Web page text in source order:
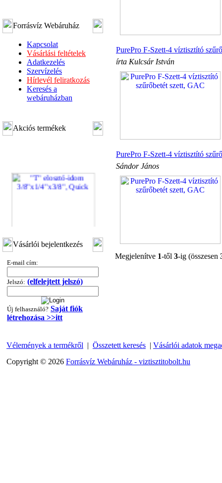
Forrásvíz Webáruház
Kapcsolat
Vásárlási feltételek
Adatkezelés
Szervízelés
Hírlevél feliratkozás
Keresés a
webáruházban
Akciós termékek
3/8"x1/4"x3/8", Quick
360,-Ft
---------
"T" elosztó-idom
Vásárlói bejelentkezés
E-mail cím:
Jelszó: (elfelejtett jelszó)
Új felhasználó? Saját fiók
létrehozása >>itt
PurePro F-Szett-4 víztisztító
írta Kulcsár István
PurePro F-Szett-4 víztisztító
Sándor János
Megjelenítve 1-től 3-ig (összesen
Vélemények a termékről | Összetett keresés | Vásárlói adatok
Copyright © 2026 Forrásvíz Webáruház - viztisztitobolt.hu